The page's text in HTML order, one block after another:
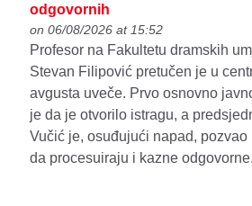
odgovornih
on 06/08/2026 at 15:52
Profesor na Fakultetu dramskih
Stevan Filipović pretučen je u
avgusta uveče. Prvo osnovno
je da je otvorilo istragu, a
Vučić je, osuđujući napad,
da procesuiraju i kazne odgovorne.